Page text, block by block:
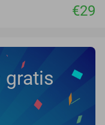
€29
gratis